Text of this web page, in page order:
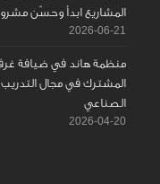
المشاريع ابدأ وحسّن
2026-06-21
منظمة هاند في ضيافة
المشترك في مجال
الصناعي
2026-04-20